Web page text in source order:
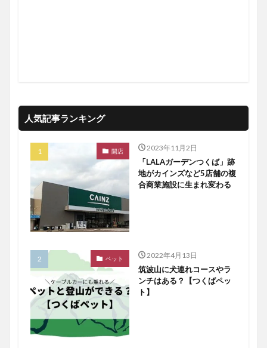
人気記事ランキング
開店 2023年11月2日
「LALAガーデンつくば」跡
地がカインズなど5店舗の複
合商業施設に生まれ変わる
ペット 2022年4月13日
筑波山に犬連れコースやラ
ンチはある？【つくばペッ
ト】